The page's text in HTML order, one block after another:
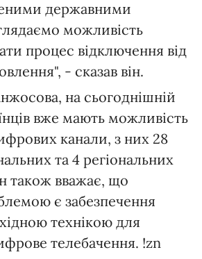
державними
можливість
процес відключення від
- сказав він.
на сьогоднішній
вже мають можливість
канали, з них 28
та 4 регіональних
також вважає, що
є забезпечення
технікою для
телебачення. !zn